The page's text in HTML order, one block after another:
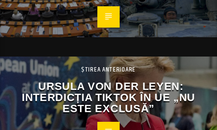
ȘTIREA ANTERIOARE
URSULA VON DER LEYEN:
INTERDICȚIA TIKTOK ÎN UE „NU
ESTE EXCLUSĂ”